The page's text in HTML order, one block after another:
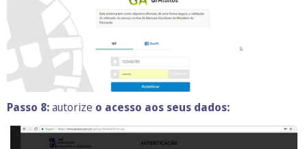
Passo 8:autorize o acesso aos seus dados: